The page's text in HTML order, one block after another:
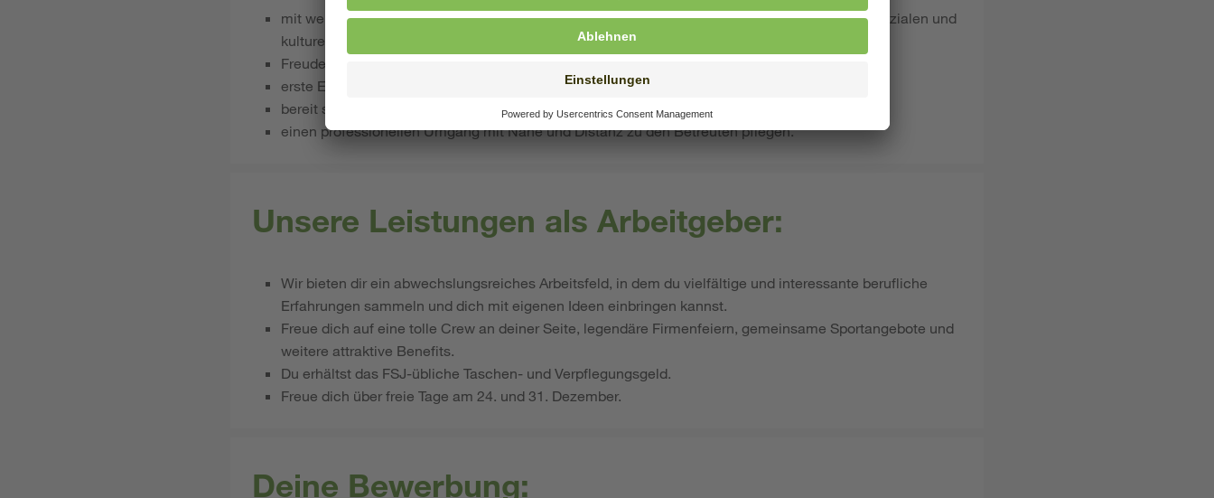
mit wertschätzender und vorurteilsbewusster Haltung auf Menschen aus unterschiedlichen sozialen und
kulturellen Hintergründen zugehen.
Freude am Umgang mit Kindern haben.
erste Erfahrungen in der pädagogischen Arbeit sammeln möchten.
bereit sind, aktiv im Team mitzuarbeiten.
einen professionellen Umgang mit Nähe und Distanz zu den Betreuten pflegen.
Unsere Leistungen als Arbeitgeber:
Wir bieten dir ein abwechslungsreiches Arbeitsfeld, in dem du vielfältige und interessante berufliche
Erfahrungen sammeln und dich mit eigenen Ideen einbringen kannst.
Freue dich auf eine tolle Crew an deiner Seite, legendäre Firmenfeiern, gemeinsame Sportangebote und
weitere attraktive Benefits.
Du erhältst das FSJ-übliche Taschen- und Verpflegungsgeld.
Freue dich über freie Tage am 24. und 31. Dezember.
Deine Bewerbung: